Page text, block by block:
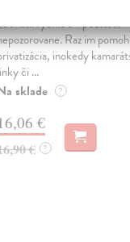
rýchlo a v podstate
Raz im
inokedy
či ...
sklade ?
€
€ ?